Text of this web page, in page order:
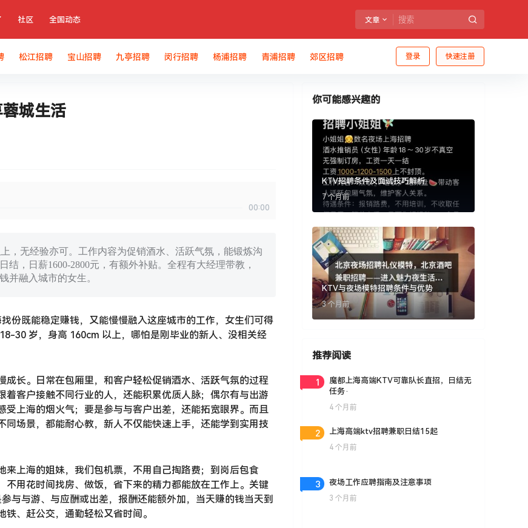
社区 全国动态 文章
登录 快速注册
松江招聘 宝山招聘 九亭招聘 闵行招聘 杨浦招聘 青浦招聘 郊区招聘
城生活
00:00
，无经验亦可。工作内容为促销酒水、活跃气氛，能锻炼沟
，日薪1600-2800元，有额外补贴。全程有大经理带教，
并融入城市的女生。
份既能稳定赚钱，又能慢慢融入这座城市的工作，女生们可得
30 岁，身高 160cm 以上，哪怕是刚毕业的新人、没相关经
长。日常在包厢里，和客户轻松促销酒水、活跃气氛的过程
客户接触不同行业的人，还能积累优质人脉；偶尔有与出游
上海的烟火气；要是参与与客户出差，还能拓宽眼界。而且
场景，都能耐心教，新人不仅能快速上手，还能学到实用技
上海的姐妹，我们包机票，不用自己掏路费；到岗后包食
用花时间找房、做饭，省下来的精力都能放在工作上。关键
与与游、与应酬或出差，报酬还能额外加，当天赚的钱当天到
、赶公交，通勤轻松又省时间。
你可能感兴趣的
KTV招聘条件及面试技巧解析
7 个月前
KTV与夜场模特招聘条件与优势
3 个月前
推荐阅读
1
魔都上海高端KTV可靠队长直招，日结无
任务·
4 个月前
2 上海高端ktv招聘兼职日结15起
4 个月前
3 夜场工作应聘指南及注意事项
3 个月前